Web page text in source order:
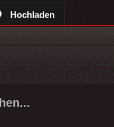
Hochladen